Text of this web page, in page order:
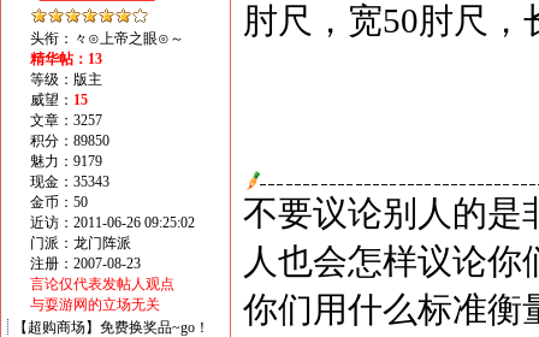
头衔：々⊙上帝之眼⊙～
精华帖：13
等级：版主
威望： 15
文章：3257
积分：89850
魅力：9179
现金：35343
金币：50
近访：2011-06-26 09:25:02
门派：龙门阵派
注册：2007-08-23
言论仅代表发帖人观点
与耍游网的立场无关
【超购商场】免费换奖品~go！
肘尺，宽50肘尺，
不要议论别人的是
人也会怎样议论你
你们用什么标准衡